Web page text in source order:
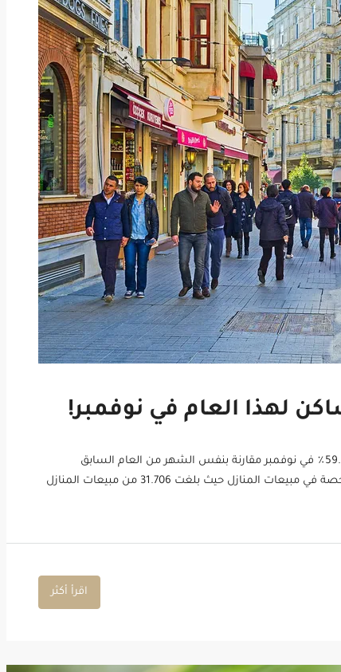
لهذا العام في نوفمبر!
ارتفعت مبيعات المساكن في جميع أنحاء تركيا بنسبة 59.0٪ في نوفمبر مقارنة بنفس الشهر من العام السابق
وأصبحت 178 ألفًا 814. استحوذت اسطنبول على أعلى حصة في مبيعات المنازل حيث بلغت 31.706 من مبيعات المنازل
اقرأ أكثر